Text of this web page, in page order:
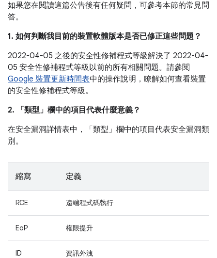
如果您在閱讀這篇公告後有任何疑問，可參考本節的常見問
答。
1. 如何判斷我目前的裝置軟體版本是否已修正這些問題？
2022-04-05 之後的安全性修補程式等級解決了 2022-04-
05 安全性修補程式等級以前的所有相關問題。請參閱
Google 裝置更新時間表中的操作說明，瞭解如何查看裝置
的安全性修補程式等級。
2. 「類型」 欄中的項目代表什麼意義？
在安全漏洞詳情表中，「類型」 欄中的項目代表安全漏洞類
別。
縮寫 定義
RCE 遠端程式碼執行
EoP 權限提升
ID 資訊外洩